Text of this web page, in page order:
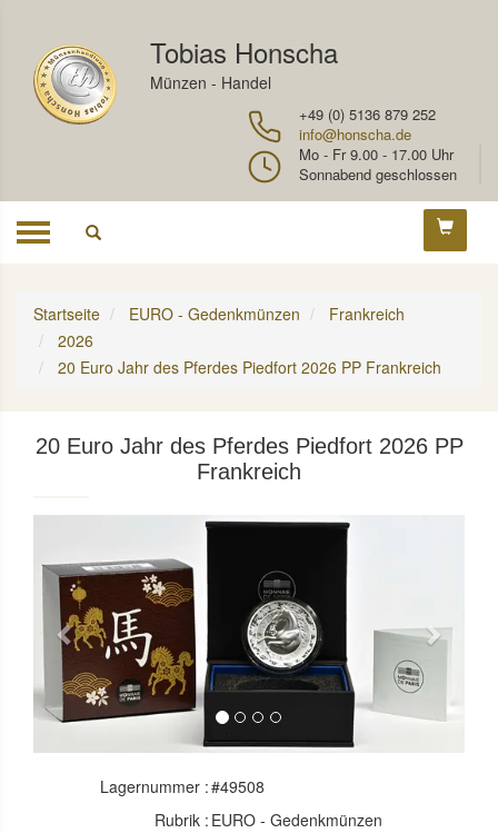
Tobias Honscha
Münzen - Handel
+49 (0) 5136 879 252
info@honscha.de
Mo - Fr 9.00 - 17.00 Uhr
Sonnabend geschlossen
Toggle
Startseite EURO - Gedenkmünzen
Frankreich
2026
20 Euro Jahr des Pferdes Piedfort 2026 PP Frankreich
20 Euro Jahr des Pferdes Piedfort 2026 PP
Frankreich
Previous Next
Lagernummer :#49508
Rubrik : EURO - Gedenkmünzen